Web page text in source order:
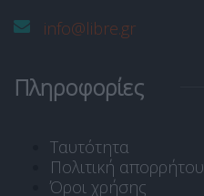
info@libre.gr
Πληροφορίες
Ταυτότητα
Πολιτική απορρήτου
Όροι χρήσης